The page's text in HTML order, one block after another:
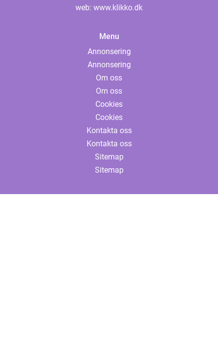
web: www.klikko.dk
Menu
Annonsering
Annonsering
Om oss
Om oss
Cookies
Cookies
Kontakta oss
Kontakta oss
Sitemap
Sitemap